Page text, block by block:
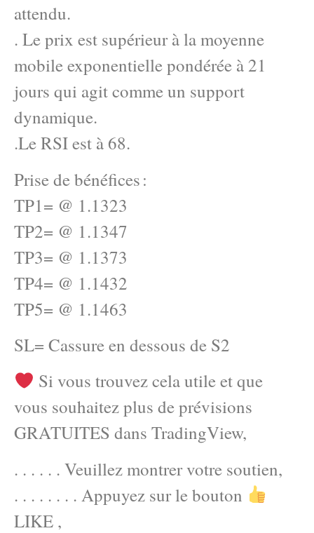
attendu.
. Le prix est supérieur à la moyenne
mobile exponentielle pondérée à 21
jours qui agit comme un support
dynamique.
.Le RSI est à 68.
Prise de bénéfices :
TP1= @ 1.1323
TP2= @ 1.1347
TP3= @ 1.1373
TP4= @ 1.1432
TP5= @ 1.1463
SL= Cassure en dessous de S2
Si vous trouvez cela utile et que
vous souhaitez plus de prévisions
GRATUITES dans TradingView,
. . . . . . Veuillez montrer votre soutien,
. . . . . . . . Appuyez sur le bouton
LIKE ,